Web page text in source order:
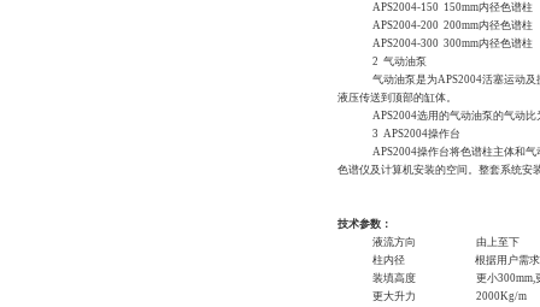
APS2004-150 150mm内径色谱柱
APS2004-200 200mm内径色谱柱
APS2004-300 300mm内径色谱柱
2 气动油泵
气动油泵是为APS2004活塞运动及
液压传送到顶部的缸体。
APS2004选用的气动油泵的气动比
3 APS2004操作台
APS2004操作台将色谱柱主体和
色谱仪及计算机安装的空间。整套系统安
技术参数：
液流方向
由上至下
柱内径
根据用户需
装填高度
更小300mm,
更大升力
2000Kg/m